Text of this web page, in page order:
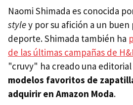
Naomi Shimada es conocida
styley por su afición a un
deporte. Shimada también ha
de las últimas campañas de
"cruvy" ha creado una
modelos favoritos de
adquirir en Amazon Moda.